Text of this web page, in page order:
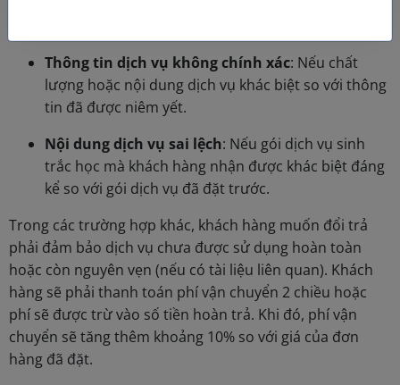
Thông tin dịch vụ không chính xác: Nếu chất
lượng hoặc nội dung dịch vụ khác biệt so với thông
tin đã được niêm yết.
Nội dung dịch vụ sai lệch: Nếu gói dịch vụ sinh
trắc học mà khách hàng nhận được khác biệt đáng
kể so với gói dịch vụ đã đặt trước.
Trong các trường hợp khác, khách hàng muốn đổi trả
phải đảm bảo dịch vụ chưa được sử dụng hoàn toàn
hoặc còn nguyên vẹn (nếu có tài liệu liên quan). Khách
hàng sẽ phải thanh toán phí vận chuyển 2 chiều hoặc
phí sẽ được trừ vào số tiền hoàn trả. Khi đó, phí vận
chuyển sẽ tăng thêm khoảng 10% so với giá của đơn
hàng đã đặt.